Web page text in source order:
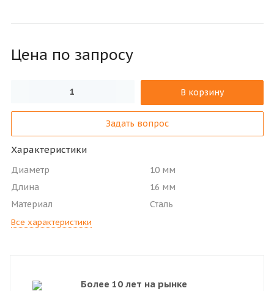
Цена по запросу
В корзину
Задать вопрос
Характеристики
Диаметр
10 мм
Длина
16 мм
Материал
Сталь
Все характеристики
Более 10 лет на рынке